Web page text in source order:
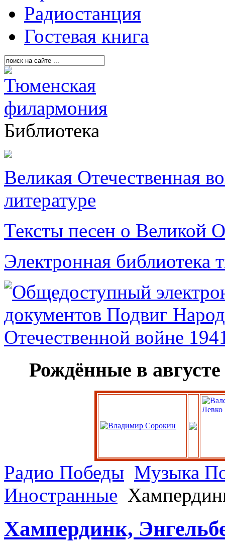
Радиостанция
Гостевая книга
Библиотека
Великая Отечественная
литературе
Тексты песен о Великой
Электронная библиотека
Рождённые в августе
Радио Победы Музыка
Иностранные
Хампердинк,